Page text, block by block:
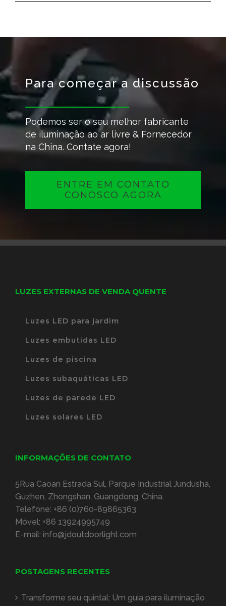
Para começar a discussão
Podemos ser o seu melhor fabricante
de iluminação ao ar livre & Fornecedor
na China. Contate agora!
ENTRE EM CONTATO
CONOSCO AGORA
LUZES EXTERNAS DE VENDA QUENTE
Luzes LED para jardim
Luzes embutidas LED
Luzes de piscina
Luzes subaquáticas LED
Luzes de parede LED
Luzes solares LED
INFORMAÇÕES DE CONTATO
5Rua Caoan Estrada Sul, Parque Industrial Jundusha,
Guzhen, Zhongshan, Guangdong, China.
Telefone: +86 (0)760-89865363
Móvel: +86 13924995749
E-mail: info@jdoutdoorlight.com
POSTAGENS RECENTES
Transforme seu quintal: Um guia para iluminação